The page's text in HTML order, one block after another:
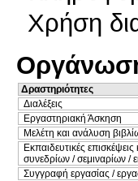
Χρήση
Δραστηριότητες
Διαλέξεις
Εργαστηριακή Άσκηση
Μελέτη και ανάλυση
Εκπαιδευτικές
συνεδρίων / σεμιναρίων /
Συγγραφή εργασίας /